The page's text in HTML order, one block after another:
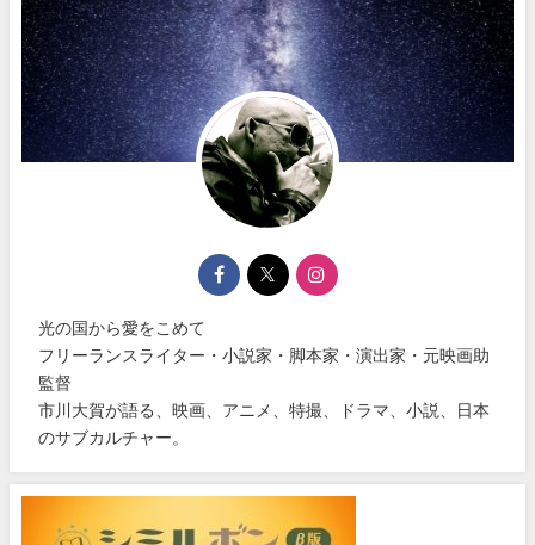
光の国から愛をこめて
フリーランスライター・小説家・脚本家・演出家・元映画助
監督
市川大賀が語る、映画、アニメ、特撮、ドラマ、小説、日本
のサブカルチャー。